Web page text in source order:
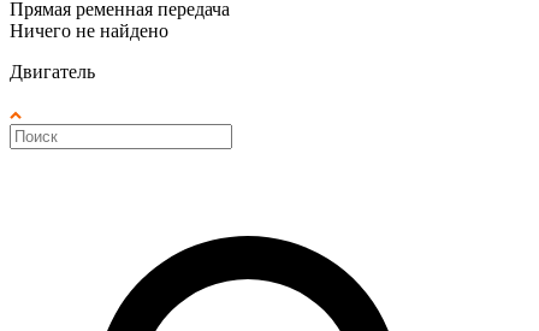
Прямая ременная передача
Ничего не найдено
Двигатель